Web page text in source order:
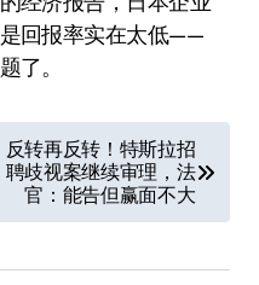
回报率实在太低——
了。
反转再反转！特斯拉招
聘歧视案继续审理，法
官：能告但赢面不大